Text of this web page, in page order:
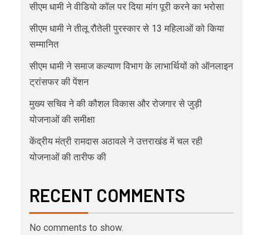
सीएम धामी ने वीडियो कॉल पर दिया मांग पूरी करने का भरोसा
सीएम धामी ने तीलू रौतेली पुरस्कार से 13 महिलाओं को किया
सम्मानित
सीएम धामी ने समाज कल्याण विभाग के लाभार्थियों को ऑनलाइन
ट्रांसफर की पेंशन
मुख्य सचिव ने की कौशल विकास और रोजगार से जुड़ी
योजनाओं की समीक्षा
केंद्रीय मंत्री रामदास अठावले ने उत्तराखंड में चल रही
योजनाओं की तारीफ की
RECENT COMMENTS
No comments to show.